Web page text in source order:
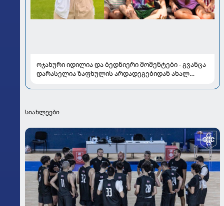
ოჯახური იდილია და ბედნიერი მომენტები - გვანცა
დარასელია ზაფხულის არდადეგებიდან ახალ
სიახლეები